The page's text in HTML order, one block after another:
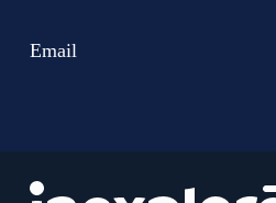
Email